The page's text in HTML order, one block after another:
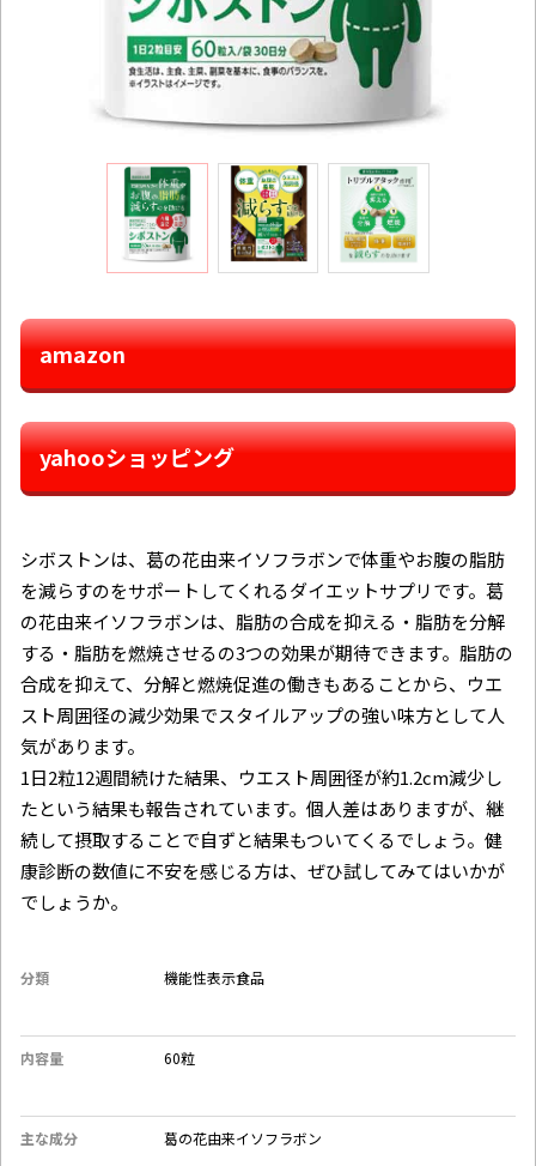
amazon
yahooショッピング
シボストンは、葛の花由来イソフラボンで体重やお腹の脂肪
を減らすのをサポートしてくれるダイエットサプリです。葛
の花由来イソフラボンは、脂肪の合成を抑える・脂肪を分解
する・脂肪を燃焼させるの3つの効果が期待できます。脂肪の
合成を抑えて、分解と燃焼促進の働きもあることから、ウエ
スト周囲径の減少効果でスタイルアップの強い味方として人
気があります。
1日2粒12週間続けた結果、ウエスト周囲径が約1.2cm減少し
たという結果も報告されています。個人差はありますが、継
続して摂取することで自ずと結果もついてくるでしょう。健
康診断の数値に不安を感じる方は、ぜひ試してみてはいかが
でしょうか。
分類 機能性表示食品
内容量 60粒
主な成分 葛の花由来イソフラボン